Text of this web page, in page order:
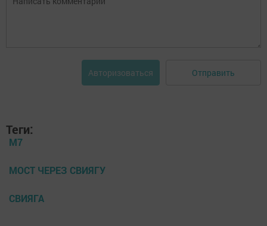
Авторизоваться Отправить
Теги:
М7
МОСТ ЧЕРЕЗ СВИЯГУ
СВИЯГА